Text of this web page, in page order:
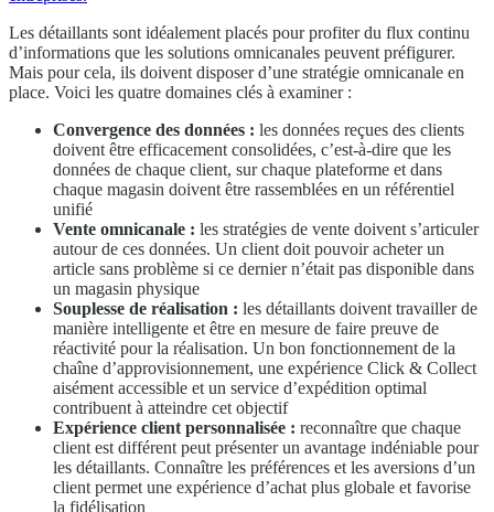
Les détaillants sont idéalement placés pour profiter du flux continu
d’informations que les solutions omnicanales peuvent préfigurer.
Mais pour cela, ils doivent disposer d’une stratégie omnicanale en
place. Voici les quatre domaines clés à examiner :
Convergence des données : les données reçues des clients
doivent être efficacement consolidées, c’est-à-dire que les
données de chaque client, sur chaque plateforme et dans
chaque magasin doivent être rassemblées en un référentiel
unifié
Vente omnicanale : les stratégies de vente doivent s’articuler
autour de ces données. Un client doit pouvoir acheter un
article sans problème si ce dernier n’était pas disponible dans
un magasin physique
Souplesse de réalisation : les détaillants doivent travailler de
manière intelligente et être en mesure de faire preuve de
réactivité pour la réalisation. Un bon fonctionnement de la
chaîne d’approvisionnement, une expérience Click & Collect
aisément accessible et un service d’expédition optimal
contribuent à atteindre cet objectif
Expérience client personnalisée : reconnaître que chaque
client est différent peut présenter un avantage indéniable pour
les détaillants. Connaître les préférences et les aversions d’un
client permet une expérience d’achat plus globale et favorise
la fidélisation